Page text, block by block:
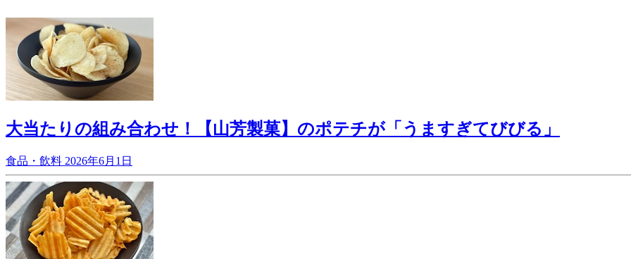
大当たりの組み合わせ！【山芳製菓】のポテチが「うますぎてびびる」
食品・飲料 2026年6月1日